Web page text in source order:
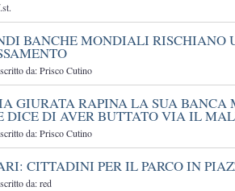
BANCHE MONDIALI RISCHIANO
scritto da: Prisco Cutino
GIURATA RAPINA LA SUA BANCA
DICE DI AVER BUTTATO VIA IL
scritto da: Prisco Cutino
CITTADINI PER IL PARCO IN
scritto da: red